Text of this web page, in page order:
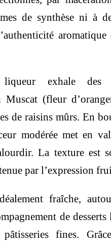
de synthèse ni à
exhale des
Muscat (fleur
de raisins mûrs. En
modérée met en
La texture est
par l’expression
fraîche,
de desserts
fines.